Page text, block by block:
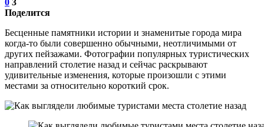
Поделится
Бесценные памятники истории и знаменитые города мира
когда-то были совершенно обычными, неотличимыми от
других пейзажами. Фотографии популярных туристических
направлений столетие назад и сейчас раскрывают
удивительные изменения, которые произошли с этими
местами за относительно короткий срок.